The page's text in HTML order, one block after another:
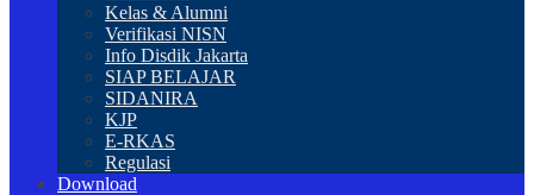
Kelas & Alumni
Verifikasi NISN
Info Disdik Jakarta
SIAP BELAJAR
SIDANIRA
KJP
E-RKAS
Regulasi
Download